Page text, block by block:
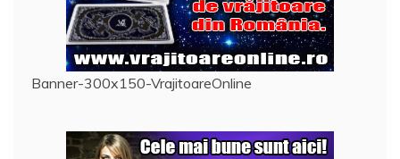
Banner-300x150-VrajitoareOnline